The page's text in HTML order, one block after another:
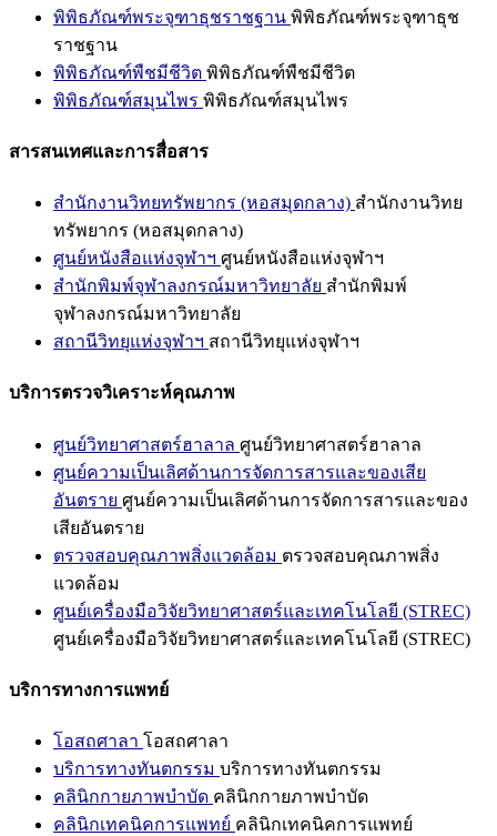
พิพิธภัณฑ์พระจุฑาธุชราชฐาน พิพิธภัณฑ์พระจุฑาธุช
ราชฐาน
พิพิธภัณฑ์พืชมีชีวิต พิพิธภัณฑ์พืชมีชีวิต
พิพิธภัณฑ์สมุนไพร พิพิธภัณฑ์สมุนไพร
สารสนเทศและการสื่อสาร
สำนักงานวิทยทรัพยากร (หอสมุดกลาง) สำนักงานวิทย
ทรัพยากร (หอสมุดกลาง)
ศูนย์หนังสือแห่งจุฬาฯ ศูนย์หนังสือแห่งจุฬาฯ
สำนักพิมพ์จุฬาลงกรณ์มหาวิทยาลัย สำนักพิมพ์
จุฬาลงกรณ์มหาวิทยาลัย
สถานีวิทยุแห่งจุฬาฯ สถานีวิทยุแห่งจุฬาฯ
บริการตรวจวิเคราะห์คุณภาพ
ศูนย์วิทยาศาสตร์ฮาลาล ศูนย์วิทยาศาสตร์ฮาลาล
ศูนย์ความเป็นเลิศด้านการจัดการสารและของเสีย
อันตราย ศูนย์ความเป็นเลิศด้านการจัดการสารและของ
เสียอันตราย
ตรวจสอบคุณภาพสิ่งแวดล้อม ตรวจสอบคุณภาพสิ่ง
แวดล้อม
ศูนย์เครื่องมือวิจัยวิทยาศาสตร์และเทคโนโลยี (STREC)
ศูนย์เครื่องมือวิจัยวิทยาศาสตร์และเทคโนโลยี (STREC)
บริการทางการแพทย์
โอสถศาลา โอสถศาลา
บริการทางทันตกรรม บริการทางทันตกรรม
คลินิกกายภาพบำบัด คลินิกกายภาพบำบัด
คลินิกเทคนิคการแพทย์ คลินิกเทคนิคการแพทย์